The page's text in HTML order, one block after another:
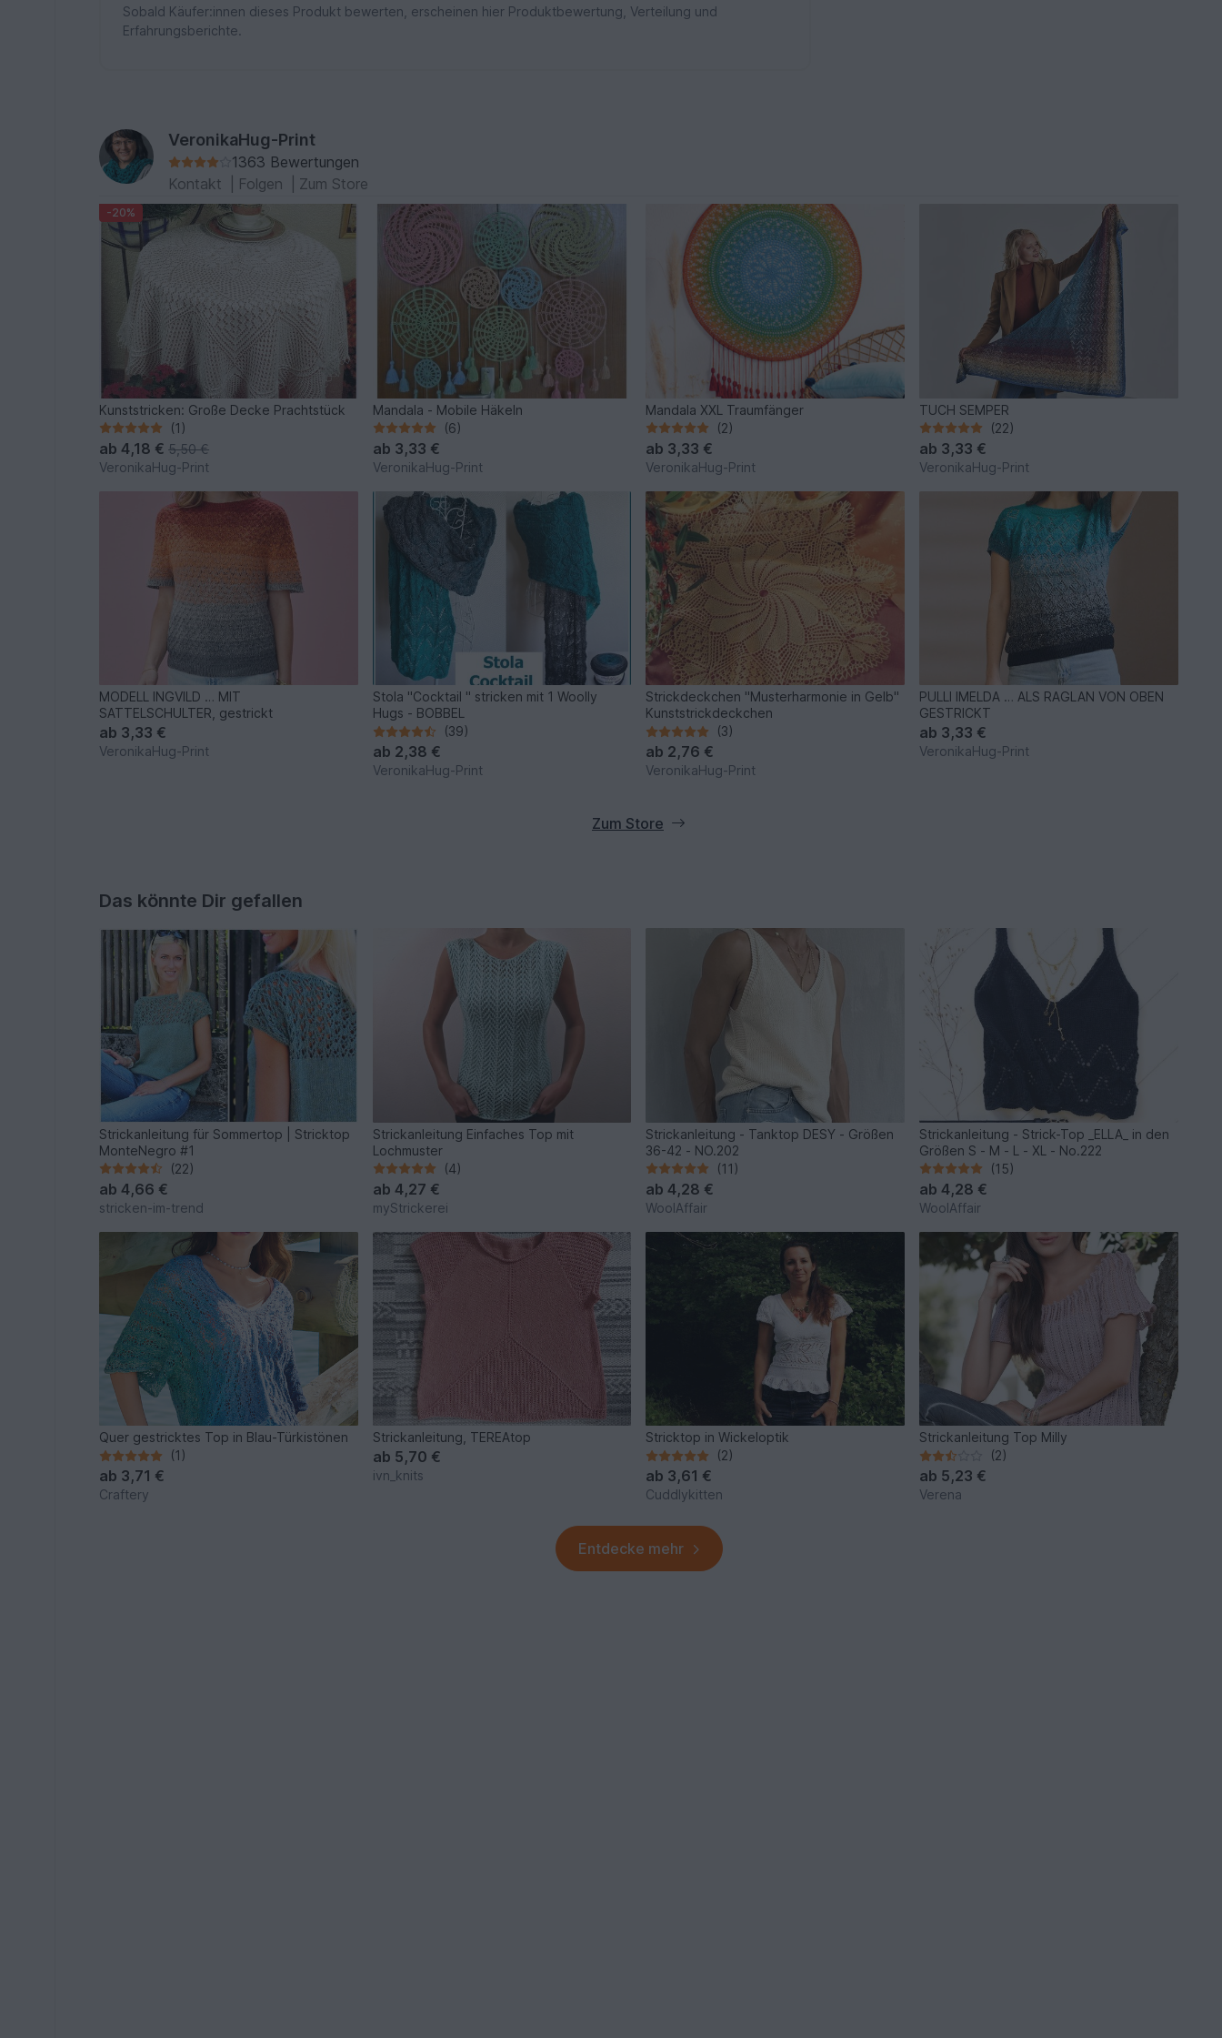
Sobald Käufer:innen dieses Produkt bewerten, erscheinen hier Produktbewertung, Verteilung und
Erfahrungsberichte.
VeronikaHug-Print
1363 Bewertungen
Kontakt
Folgen Zum Store
-20%
Kunststricken: Große Decke Prachtstück
(1)
ab4,18 €5,50 €
VeronikaHug-Print
Mandala - Mobile Häkeln
(6)
ab 3,33 €
VeronikaHug-Print
Mandala XXL Traumfänger
(2)
ab 3,33 €
VeronikaHug-Print
TUCH SEMPER
(22)
ab 3,33 €
VeronikaHug-Print
MODELL INGVILD … MIT
SATTELSCHULTER, gestrickt
ab 3,33 €
VeronikaHug-Print
Stola "Cocktail " stricken mit 1 Woolly
Hugs - BOBBEL
(39)
ab 2,38 €
VeronikaHug-Print
Strickdeckchen "Musterharmonie in Gelb"
Kunststrickdeckchen
(3)
ab 2,76 €
VeronikaHug-Print
PULLI IMELDA … ALS RAGLAN VON OBEN
GESTRICKT
ab 3,33 €
VeronikaHug-Print
Zum Store
Das könnte Dir gefallen
Strickanleitung für Sommertop | Stricktop
MonteNegro #1
(22)
ab4,66 €
stricken-im-trend
Strickanleitung Einfaches Top mit
Lochmuster
(4)
ab 4,27 €
myStrickerei
Strickanleitung - Tanktop DESY - Größen
36-42 - NO.202
(11)
ab4,28 €
WoolAffair
Strickanleitung - Strick-Top _ELLA_ in den
Größen S - M - L - XL - No.222
(15)
ab4,28 €
WoolAffair
Quer gestricktes Top in Blau-Türkistönen
(1)
ab 3,71 €
Craftery
Strickanleitung, TEREAtop
ab 5,70 €
ivn_knits
Stricktop in Wickeloptik
(2)
ab 3,61 €
Cuddlykitten
Strickanleitung Top Milly
(2)
ab 5,23 €
Verena
Entdecke mehr